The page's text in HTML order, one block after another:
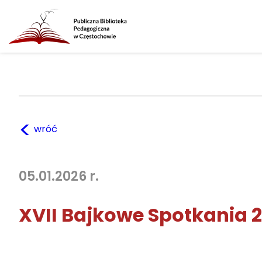
< wróć
05.01.2026 r.
XVII Bajkowe Spotkania